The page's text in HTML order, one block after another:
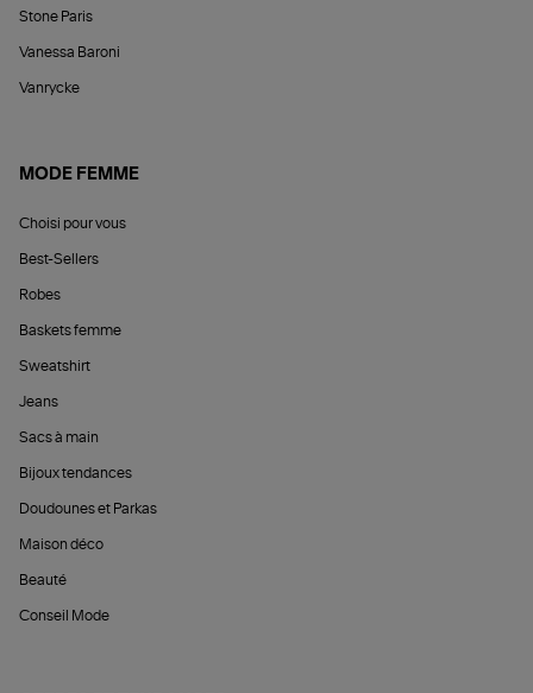
Stone Paris
Vanessa Baroni
Vanrycke
MODE FEMME
Choisi pour vous
Best-Sellers
Robes
Baskets femme
Sweatshirt
Jeans
Sacs à main
Bijoux tendances
Doudounes et Parkas
Maison déco
Beauté
Conseil Mode